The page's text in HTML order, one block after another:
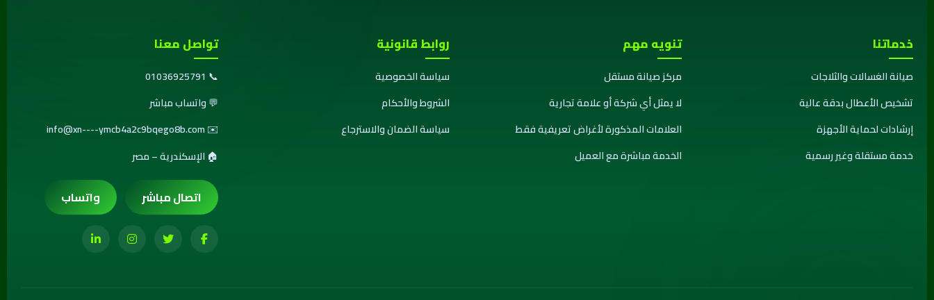
خدماتنا
صيانة الغسالات والثلاجات
تشخيص الأعطال بدقة عالية
إرشادات لحماية الأجهزة
خدمة مستقلة وغير رسمية
تنويه مهم
مركز صيانة مستقل
لا يمثل أي شركة أو علامة تجارية
العلامات المذكورة لأغراض تعريفية فقط
الخدمة مباشرة مع العميل
روابط قانونية
سياسة الخصوصية
الشروط والأحكام
سياسة الضمان والاسترجاع
تواصل معنا
📞
01036925791
💬واتساب مباشر
✉️
info@xn----ymcb4a2c9bqego8b.com
🏠 الإسكندرية – مصر
اتصال مباشر واتساب